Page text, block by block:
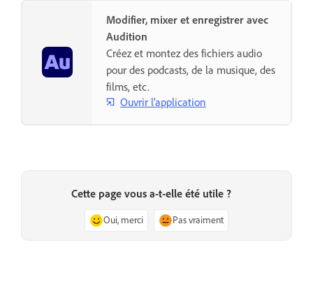
Modifier, mixer et enregistrer avec
Audition
Créez et montez des fichiers audio
pour des podcasts, de la musique, des
films, etc.
Ouvrir l’application
Cette page vous a-t-elle été utile ?
Oui, merci Pas vraiment